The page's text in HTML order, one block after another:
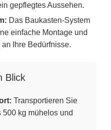
gepflegtes Aussehen.
Das Baukasten-System
einfache Montage und
Ihre Bedürfnisse.
Blick
Transportieren Sie
kg mühelos und